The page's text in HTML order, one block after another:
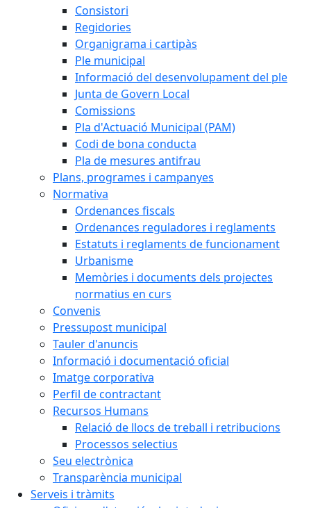
Consistori
Regidories
Organigrama i cartipàs
Ple municipal
Informació del desenvolupament del ple
Junta de Govern Local
Comissions
Pla d'Actuació Municipal (PAM)
Codi de bona conducta
Pla de mesures antifrau
Plans, programes i campanyes
Normativa
Ordenances fiscals
Ordenances reguladores i reglaments
Estatuts i reglaments de funcionament
Urbanisme
Memòries i documents dels projectes
normatius en curs
Convenis
Pressupost municipal
Tauler d'anuncis
Informació i documentació oficial
Imatge corporativa
Perfil de contractant
Recursos Humans
Relació de llocs de treball i retribucions
Processos selectius
Seu electrònica
Transparència municipal
Serveis i tràmits